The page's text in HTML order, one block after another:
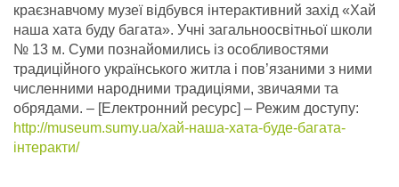
краєзнавчому музеї відбувся інтерактивний захід «Хай
наша хата буду багата». Учні загальноосвітньої школи
№ 13 м. Суми познайомились із особливостями
традиційного українського житла і пов’язаними з ними
численними народними традиціями, звичаями та
обрядами. – [Електронний ресурс] – Режим доступу:
http://museum.sumy.ua/хай-наша-хата-буде-багата-
інтеракти/